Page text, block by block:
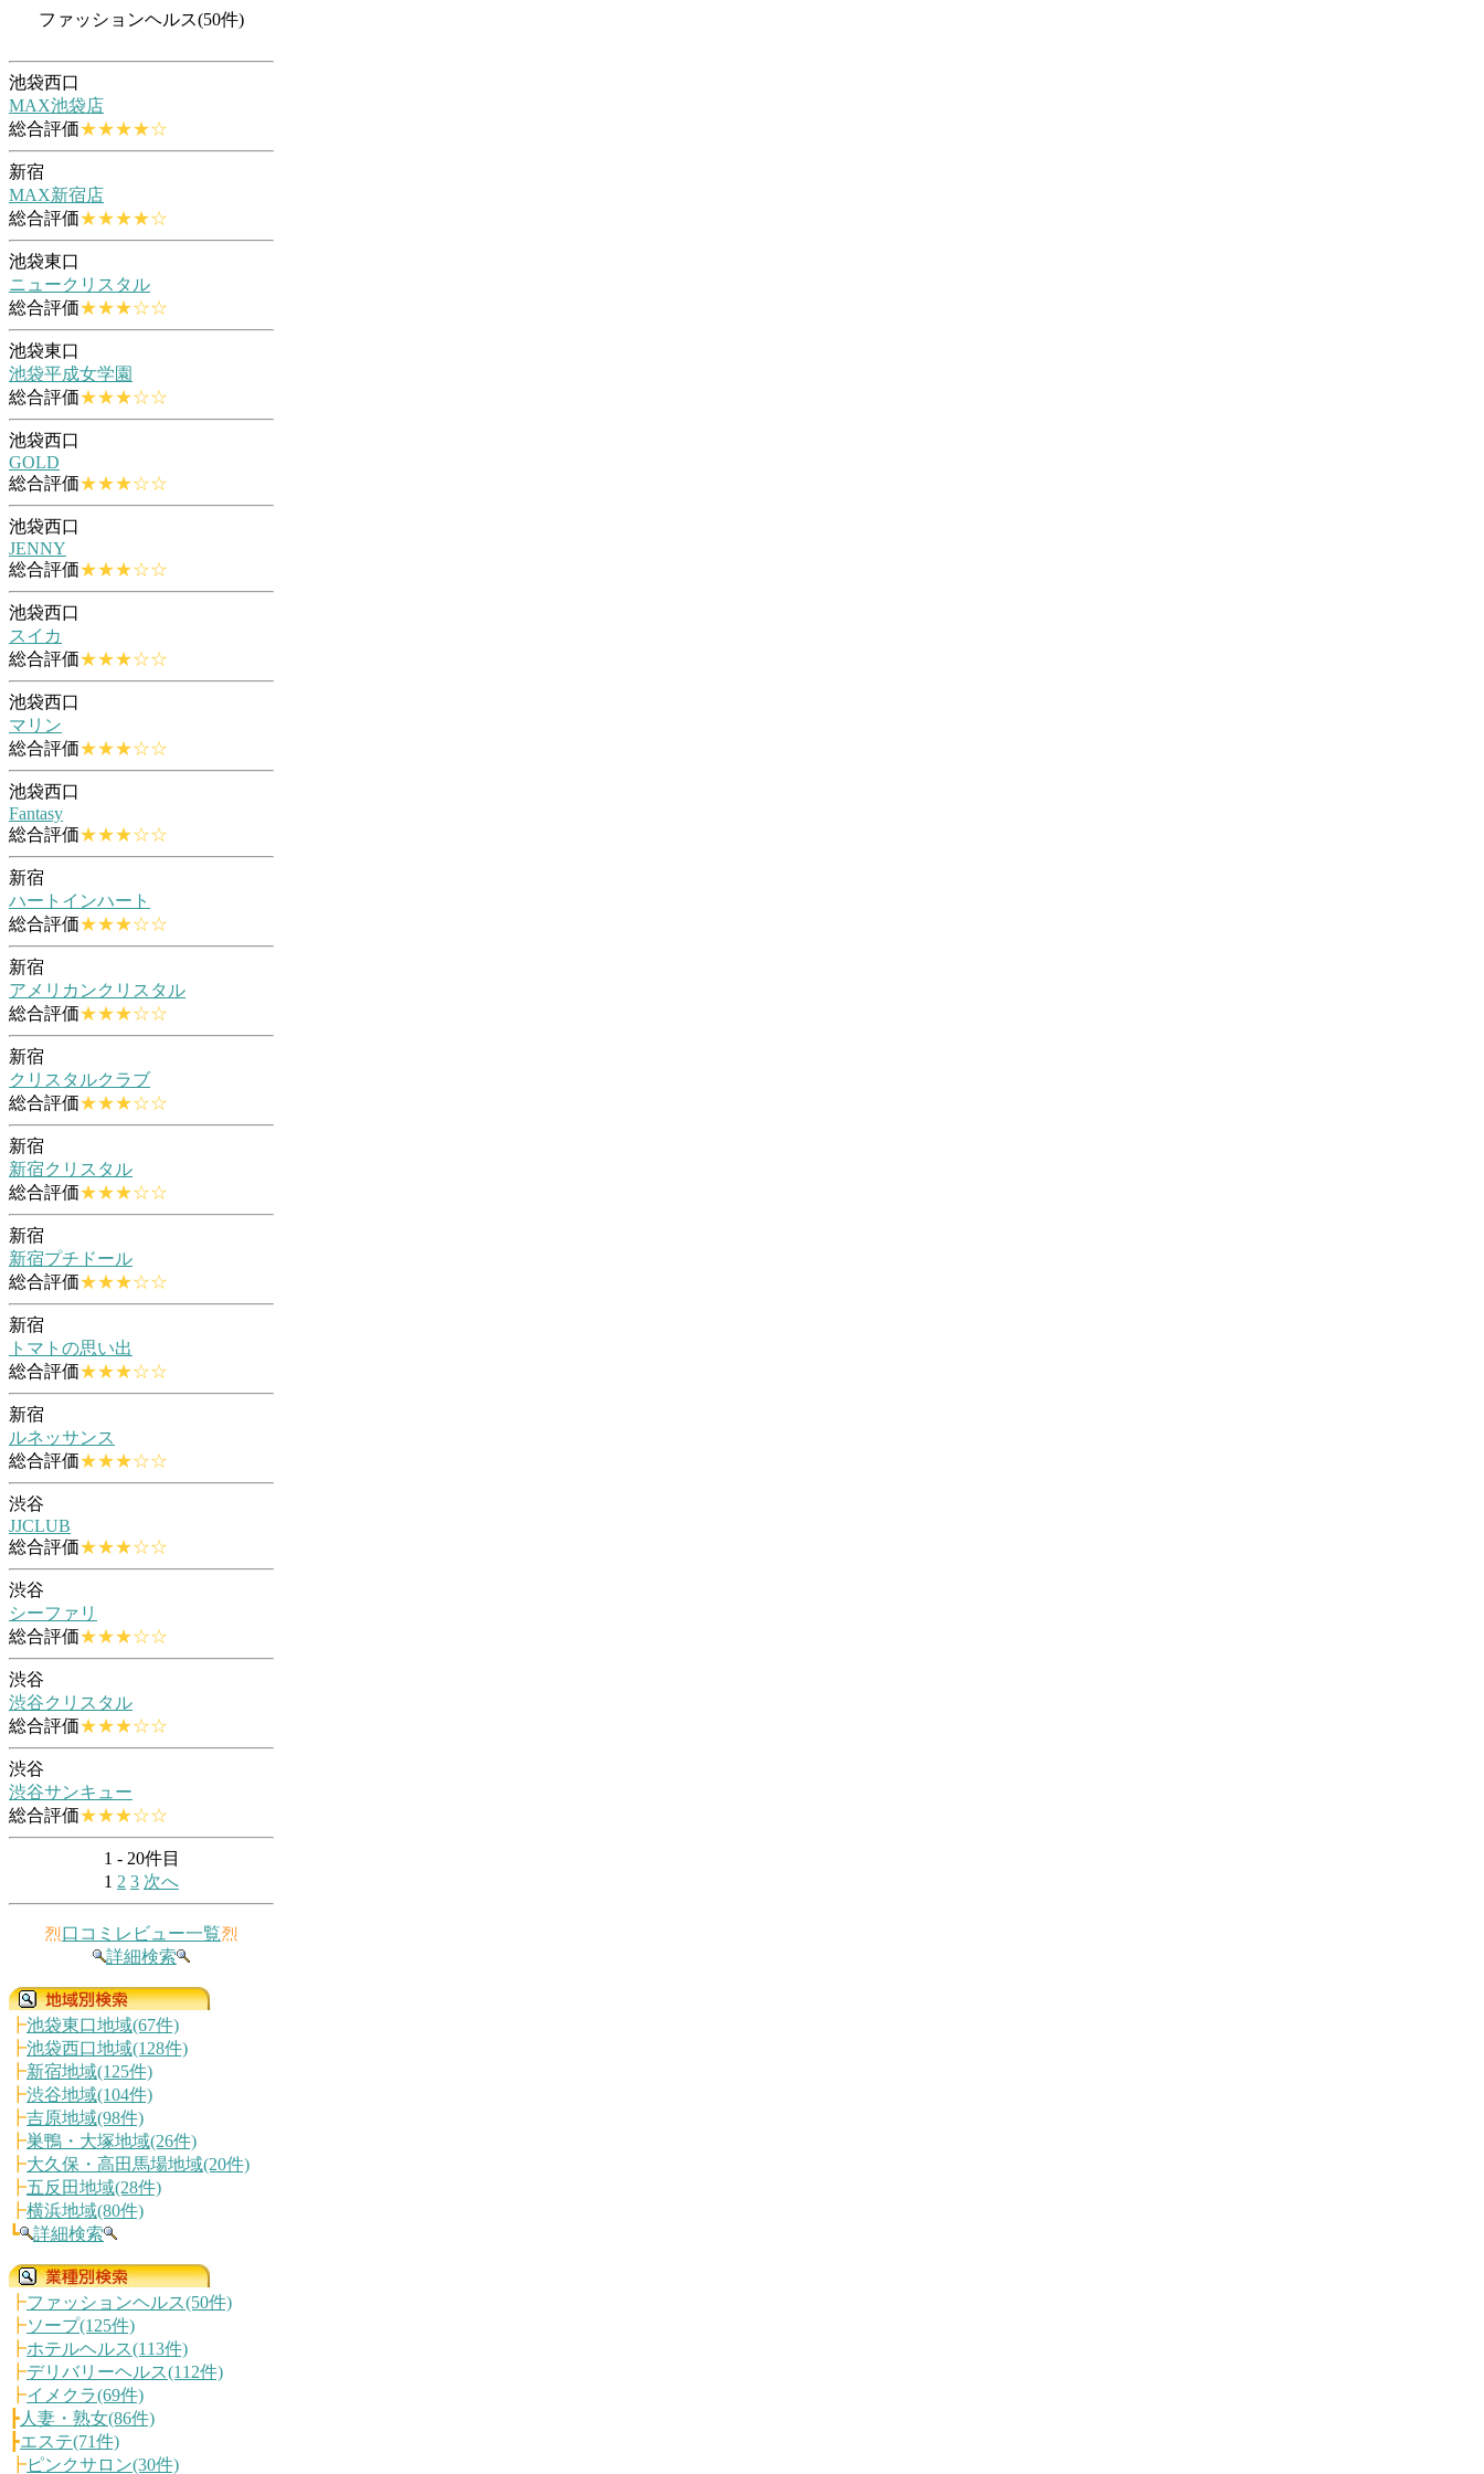
ファッションヘルス(50件)
池袋西口
MAX池袋店
総合評価★★★★☆
新宿
MAX新宿店
総合評価★★★★☆
池袋東口
ニュークリスタル
総合評価★★★☆☆
池袋東口
池袋平成女学園
総合評価★★★☆☆
池袋西口
GOLD
総合評価★★★☆☆
池袋西口
JENNY
総合評価★★★☆☆
池袋西口
スイカ
総合評価★★★☆☆
池袋西口
マリン
総合評価★★★☆☆
池袋西口
Fantasy
総合評価★★★☆☆
新宿
ハートインハート
総合評価★★★☆☆
新宿
アメリカンクリスタル
総合評価★★★☆☆
新宿
クリスタルクラブ
総合評価★★★☆☆
新宿
新宿クリスタル
総合評価★★★☆☆
新宿
新宿プチドール
総合評価★★★☆☆
新宿
トマトの思い出
総合評価★★★☆☆
新宿
ルネッサンス
総合評価★★★☆☆
渋谷
JJCLUB
総合評価★★★☆☆
渋谷
シーファリ
総合評価★★★☆☆
渋谷
渋谷クリスタル
総合評価★★★☆☆
渋谷
渋谷サンキュー
総合評価★★★☆☆
1 - 20件目
1 2 3 次へ
烈口コミレビュー一覧烈
詳細検索
┣池袋東口地域(67件)
┣池袋西口地域(128件)
┣新宿地域(125件)
┣渋谷地域(104件)
┣吉原地域(98件)
┣巣鴨・大塚地域(26件)
┣大久保・高田馬場地域(20件)
┣五反田地域(28件)
┣横浜地域(80件)
┗
詳細検索
┣ファッションヘルス(50件)
┣ソープ(125件)
┣ホテルヘルス(113件)
┣デリバリーヘルス(112件)
┣イメクラ(69件)
┣ 人妻・熟女(86件)
┣エステ(71件)
┣ピンクサロン(30件)